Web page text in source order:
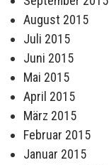
August 2015
Juli 2015
Juni 2015
Mai 2015
April 2015
März 2015
Februar 2015
Januar 2015